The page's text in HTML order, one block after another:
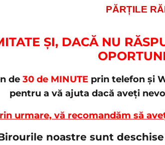
PĂRȚILE
ȘI, DACĂ NU
de 30 de MINUTEprin telefon și
pentru a vă ajuta dacă aveți
urmare, vă recomandăm să
noastre sunt deschise